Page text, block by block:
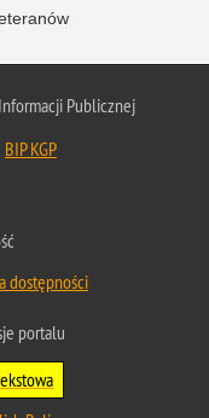
Publicznej
BIP KGP
dostępności
portalu